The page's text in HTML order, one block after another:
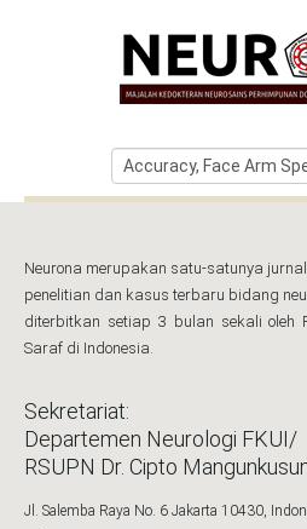
Neurona merupakan satu-satunya
penelitian dan kasus terbaru bidang
diterbitkan setiap 3 bulan sekali oleh
Saraf di Indonesia.
Sekretariat:
Departemen Neurologi FKUI/
RSUPN Dr. Cipto
Jl. Salemba Raya No. 6 Jakarta 10430,